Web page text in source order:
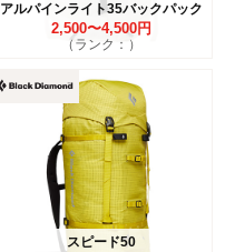
アルパインライト35バックパック
2,500〜4,500円
（ランク：）
スピード50